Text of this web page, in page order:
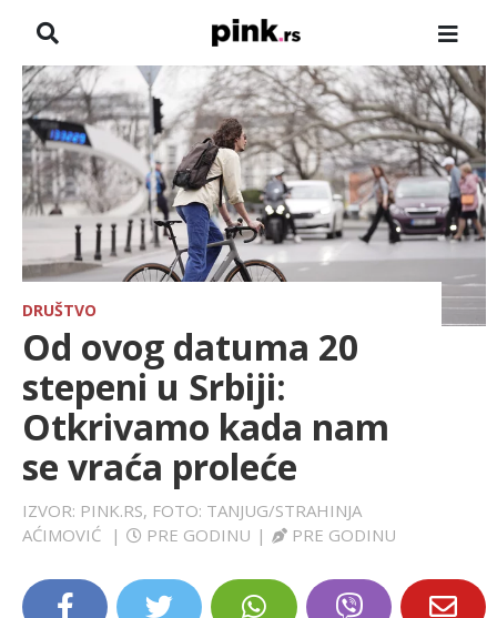
NASLOVNA
VESTI
ZADRUGA
SHOWBIZ
HRONIKA
FARMERI
TV
SPORT
LIFESTYLE
EXTRA
DRUŠTVO
Od ovog datuma 20
stepeni u Srbiji:
Otkrivamo kada nam
se vraća proleće
IZVOR: PINK.RS, FOTO: TANJUG/STRAHINJA
AĆIMOVIĆ
| PRE GODINU | PRE GODINU